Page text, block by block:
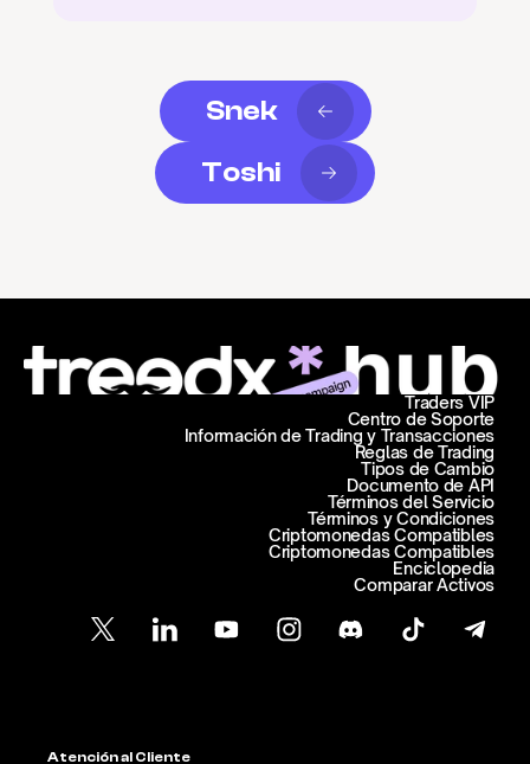
Snek
Toshi
Centro de Soporte
Información de Trading y Transacciones
Traders VIP
Reglas de Trading
Tipos de Cambio
Documento de API
Términos del Servicio
Términos y Condiciones
Criptomonedas Compatibles
Criptomonedas Compatibles
Enciclopedia
Comparar Activos
Atención al Cliente